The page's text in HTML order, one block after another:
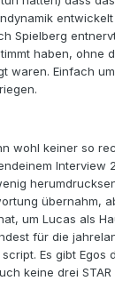
Spielberg
haben, ohne
waren. Einfach
wohl keiner so
Interview
übernahm,
um Lucas als
für die
Es gibt Egos
keine drei STAR